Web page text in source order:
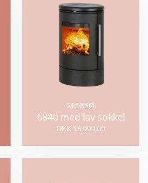
MORSØ
6840 med lav sokkel
DKK 13.999,00